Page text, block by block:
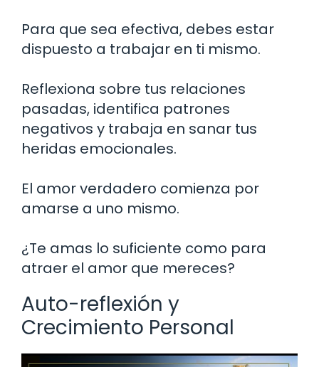
Para que sea efectiva, debes estar
dispuesto a trabajar en ti mismo.
Reflexiona sobre tus relaciones
pasadas, identifica patrones
negativos y trabaja en sanar tus
heridas emocionales.
El amor verdadero comienza por
amarse a uno mismo.
¿Te amas lo suficiente como para
atraer el amor que mereces?
Auto-reflexión y
Crecimiento Personal